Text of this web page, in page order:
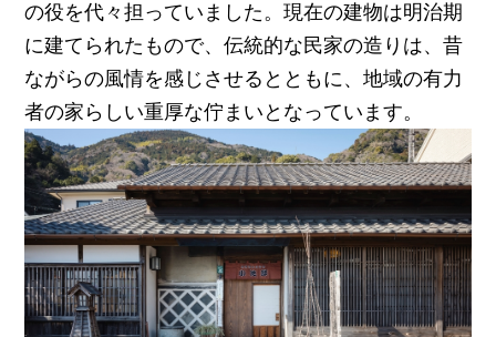
の役を代々担っていました。現在の建物は明治期
に建てられたもので、伝統的な民家の造りは、昔
ながらの風情を感じさせるとともに、地域の有力
者の家らしい重厚な佇まいとなっています。